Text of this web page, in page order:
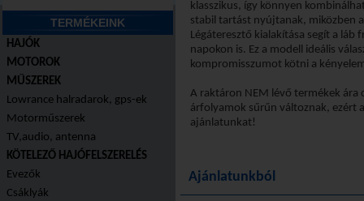
TERMÉKEINK
HAJÓK
MOTOROK
MŰSZEREK
Lowrance halradarok, gps-ek
Motorműszerek
TV,audio, antenna
KÖTELEZŐ HAJÓFELSZERELÉS
Evezők
Csáklyák
klasszikus, így könnyen
stabil tartást nyújtanak, miközben
Légáteresztő kialakítása segít a láb
napokon is. Ez a modell ideális
kompromisszumot kötni a
A raktáron NEM lévő termékek ára
árfolyamok sűrűn változnak, ezért
ajánlatunkat!
Ajánlatunkból